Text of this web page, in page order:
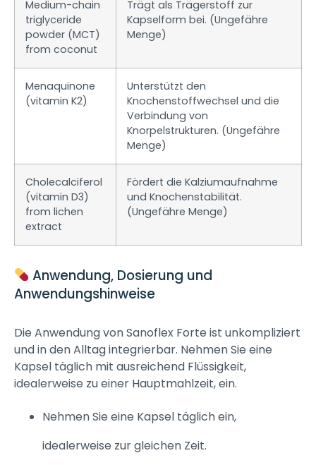
Medium-chain
triglyceride
powder (MCT)
from coconut
Trägt als Trägerstoff zur
Kapselform bei. (Ungefähre
Menge)
Menaquinone
(vitamin K2)
Unterstützt den
Knochenstoffwechsel und die
Verbindung von
Knorpelstrukturen. (Ungefähre
Menge)
Cholecalciferol
(vitamin D3)
from lichen
extract
Fördert die Kalziumaufnahme
und Knochenstabilität.
(Ungefähre Menge)
Anwendung, Dosierung und
Anwendungshinweise
Die Anwendung von Sanoflex Forte ist unkompliziert
und in den Alltag integrierbar. Nehmen Sie eine
Kapsel täglich mit ausreichend Flüssigkeit,
idealerweise zu einer Hauptmahlzeit, ein.
Nehmen Sie eine Kapsel täglich ein,
idealerweise zur gleichen Zeit.